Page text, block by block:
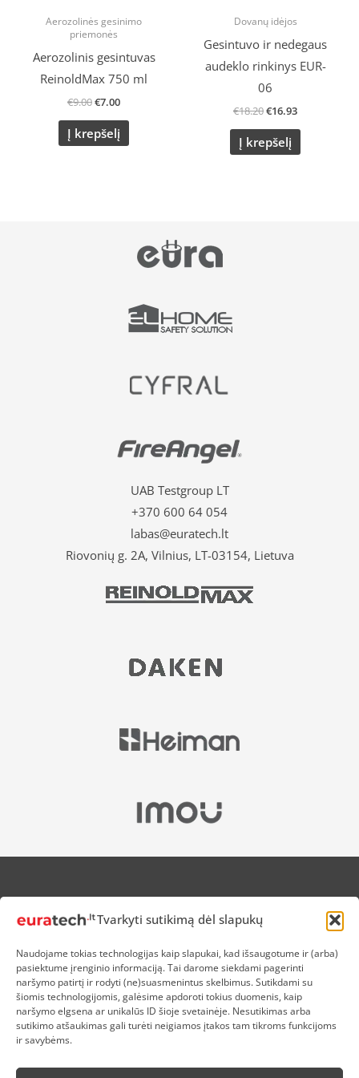
Tvarkyti sutikimą dėl slapukų
Naudojame tokias technologijas kaip slapukai, kad išsaugotume ir (arba)
pasiektume įrenginio informaciją. Tai darome siekdami pagerinti
naršymo patirtį ir rodyti (ne)suasmenintus skelbimus. Sutikdami su
šiomis technologijomis, galėsime apdoroti tokius duomenis, kaip
naršymo elgsena ar unikalūs ID šioje svetainėje. Nesutikimas arba
sutikimo atšaukimas gali turėti neigiamos įtakos tam tikroms funkcijoms
ir savybėms.
Aerozolinės gesinimo
priemonės
Aerozolinis gesintuvas
ReinoldMax 750 ml
€9.00€7.00
Į krepšelį
Dovanų idėjos
Gesintuvo ir nedegaus
audeklo rinkinys EUR-
06
€18.20€16.93
Į krepšelį
UAB Testgroup LT
+370 600 64 054
labas@euratech.lt
Riovonių g. 2A, Vilnius, LT-03154, Lietuva
APIE MUS
NUOLAIDOS HEROJAMS
PREKIŲ IR PINIGŲ GRĄŽINIMAS
ATSISKAITYMAS
D.U.K
KOKYBĖS POLITIKA
SLAPUKŲ POLITIKA
SĄLYGOS IR TAISYKLĖS